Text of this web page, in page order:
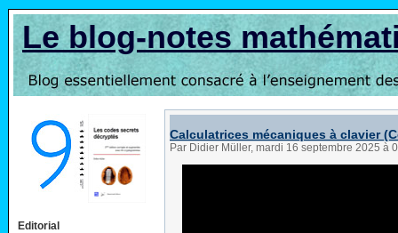
Le blog-notes
Editorial
Calculatrices mécaniques à clavier
Par Didier Müller, mardi 16 septembre 2025 à